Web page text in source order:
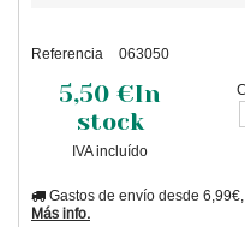
Referencia 063050
5,50 €In
stock
IVA incluído
Gastos de envío desde
Más info.